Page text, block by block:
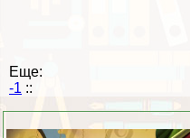
Еще:
-1 ::